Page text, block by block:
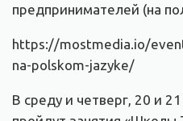
предпринимателей (на
https://mostmedia.io/
na-polskom-jazyke/
В среду и четверг, 20 и